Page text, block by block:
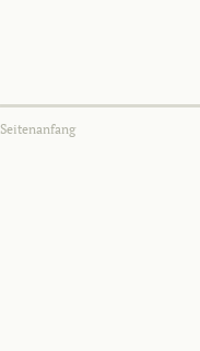
Seitenanfang